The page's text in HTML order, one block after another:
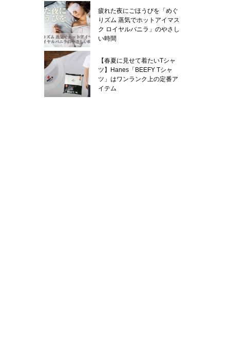
疲れた夜にごほうびを「めぐ
りズム 蒸気でホットアイマス
ク ロイヤルバニラ」のやさし
い時間
【春夏に見せて着たいTシャ
ツ】Hanes「BEEFY Tシャ
ツ」はワンランク上の定番ア
イテム